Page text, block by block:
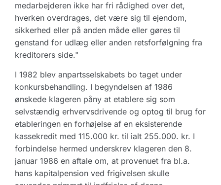
medarbejderen ikke har fri rådighed over det,
hverken overdrages, det være sig til ejendom,
sikkerhed eller på anden måde eller gøres til
genstand for udlæg eller anden retsforfølgning fra
kreditorers side."
I 1982 blev anpartsselskabets bo taget under
konkursbehandling. I begyndelsen af 1986
ønskede klageren påny at etablere sig som
selvstændig erhvervsdrivende og optog til brug for
etableringen en forhøjelse af en eksisterende
kassekredit med 115.000 kr. til ialt 255.000. kr. I
forbindelse hermed underskrev klageren den 8.
januar 1986 en aftale om, at provenuet fra bl.a.
hans kapitalpension ved frigivelsen skulle